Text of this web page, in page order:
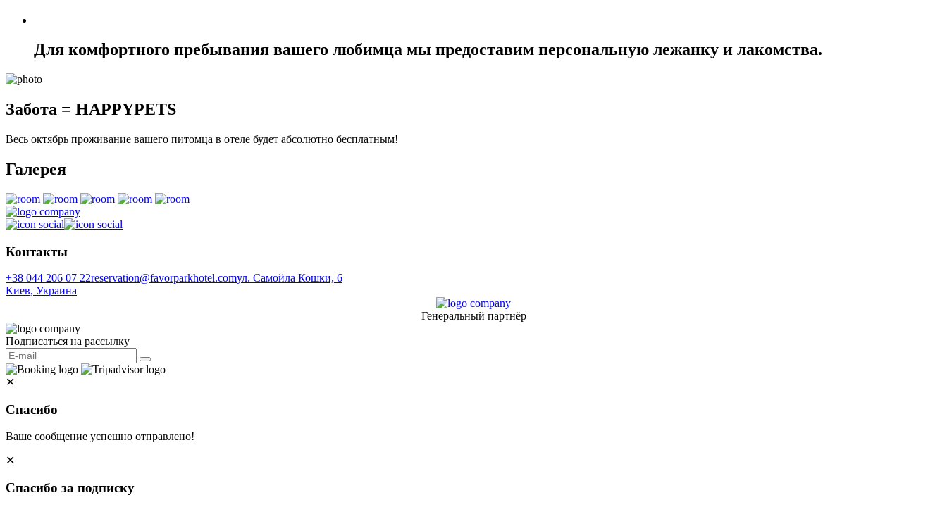
Для комфортного пребывания вашего любимца мы предоставим персональную лежанку и лакомства.
Забота = HAPPYPETS
Весь октябрь проживание вашего питомца в отеле будет абсолютно бесплатным!
Галерея
Контакты
+38 044 206 07 22reservation@favorparkhotel.comул. Самойла Кошки, 6
Киев, Украина
Генеральный партнёр
Подписаться на рассылку
✕
Спасибо
Ваше сообщение успешно отправлено!
✕
Спасибо за подписку